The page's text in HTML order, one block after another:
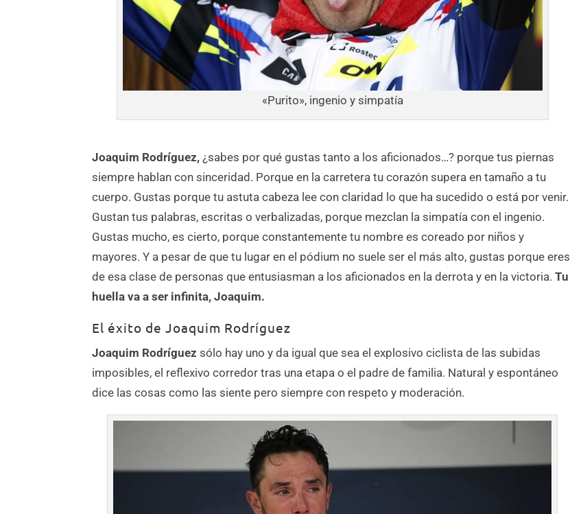
«Purito», ingenio y simpatía
Joaquim Rodríguez, ¿sabes por qué gustas tanto a los aficionados…? porque tus piernas
siempre hablan con sinceridad. Porque en la carretera tu corazón supera en tamaño a tu
cuerpo. Gustas porque tu astuta cabeza lee con claridad lo que ha sucedido o está por venir.
Gustan tus palabras, escritas o verbalizadas, porque mezclan la simpatía con el ingenio.
Gustas mucho, es cierto, porque constantemente tu nombre es coreado por niños y
mayores. Y a pesar de que tu lugar en el pódium no suele ser el más alto, gustas porque eres
de esa clase de personas que entusiasman a los aficionados en la derrota y en la victoria.Tu
huella va a ser infinita, Joaquim.
El éxito de Joaquim Rodríguez
Joaquim Rodríguez sólo hay uno y da igual que sea el explosivo ciclista de las subidas
imposibles, el reflexivo corredor tras una etapa o el padre de familia. Natural y espontáneo
dice las cosas como las siente pero siempre con respeto y moderación.